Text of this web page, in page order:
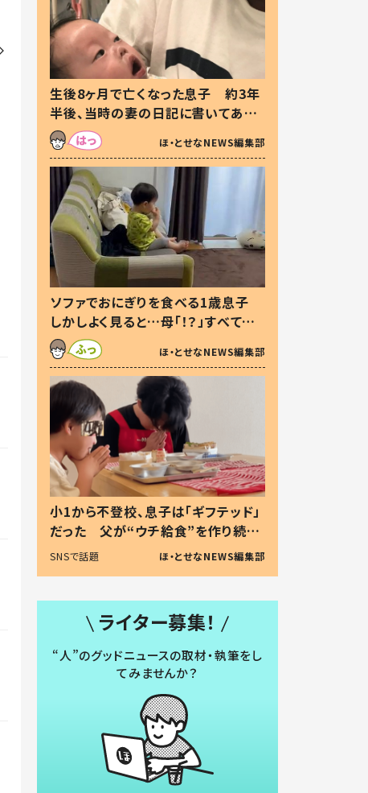
生後8ヶ月で亡くなった息子 約3年
半後、当時の妻の日記に書いてあっ
た本音とは
ほ・とせなNEWS編集部
ソファでおにぎりを食べる1歳息子
しかしよく見ると…母「！？」すべてを
察した母の投稿に「可愛いから許
す！」「現行犯〜」
ほ・とせなNEWS編集部
小1から不登校、息子は「ギフテッド」
だった 父が“ウチ給食”を作り続け
る理由とは #令和の親 #令和の子
SNSで話題 ほ・とせなNEWS編集部
ライター募集！
“人”のグッドニュースの取材・執筆をし
てみませんか？